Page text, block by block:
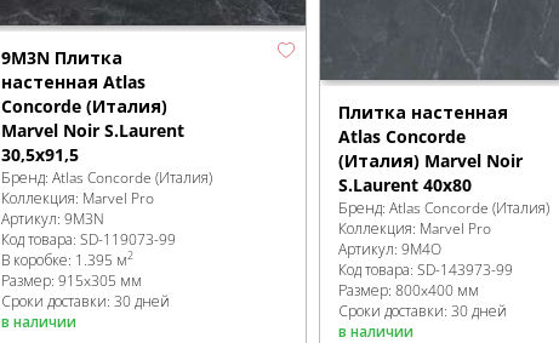
9M3N Плитка
настенная Atlas
Concorde (Италия)
Marvel Noir S.Laurent
30,5x91,5
Бренд: Atlas Concorde (Италия)
Коллекция: Marvel Pro
Артикул: 9M3N
Код товара: SD-119073-99
В коробке: 1.395 м2
Размер: 915x305 мм
Сроки доставки: 30 дней
в наличии
Плитка настенная
Atlas Concorde
(Италия) Marvel Noir
S.Laurent 40x80
Бренд:Atlas Concorde (Италия)
Коллекция: Marvel Pro
Артикул:9M4O
Код товара:SD-143973-99
Размер:800x400 мм
Сроки доставки: 30 дней
в наличии